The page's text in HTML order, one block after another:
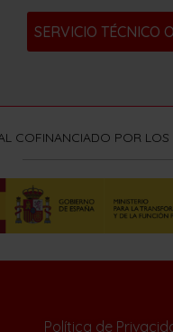
SERVICIO TÉCNICO
COFINANCIADO POR
Política de